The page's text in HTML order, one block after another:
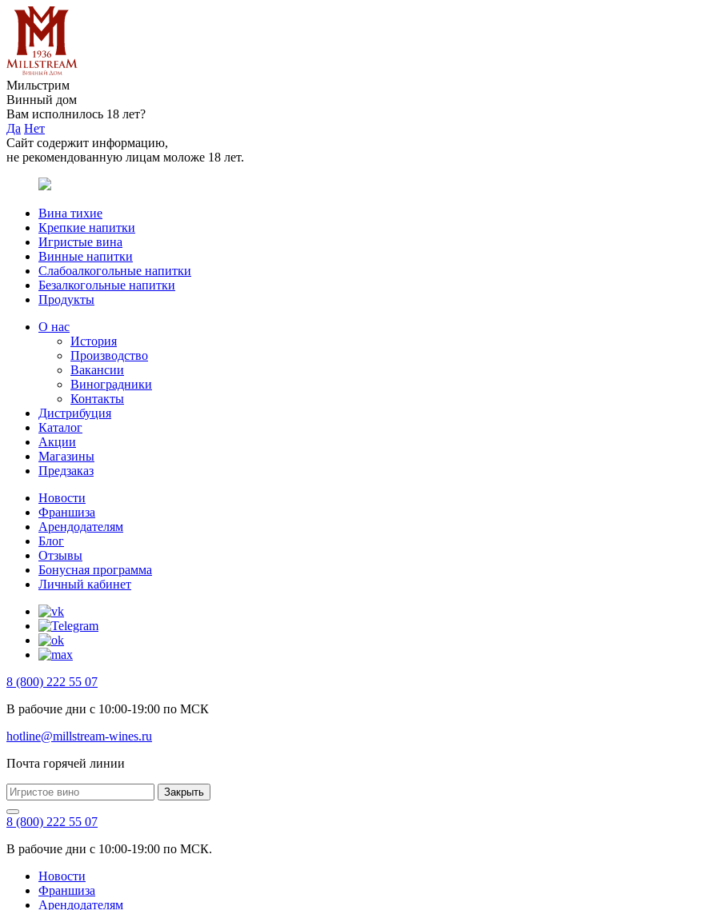
Мильстрим
Винный дом
Вам исполнилось 18 лет?
Да Нет
Сайт содержит информацию,
не рекомендованную лицам моложе 18 лет.
Вина тихие
Крепкие напитки
Игристые вина
Винные напитки
Слабоалкогольные напитки
Безалкогольные напитки
Продукты
О нас
История
Производство
Вакансии
Виноградники
Контакты
Дистрибуция
Каталог
Акции
Магазины
Предзаказ
Новости
Франшиза
Арендодателям
Блог
Отзывы
Бонусная программа
Личный кабинет
8 (800) 222 55 07
В рабочие дни с 10:00-19:00 по МСК
hotline@millstream-wines.ru
Почта горячей линии
Закрыть
8 (800) 222 55 07
В рабочие дни с 10:00-19:00 по МСК.
Новости
Франшиза
Арендодателям